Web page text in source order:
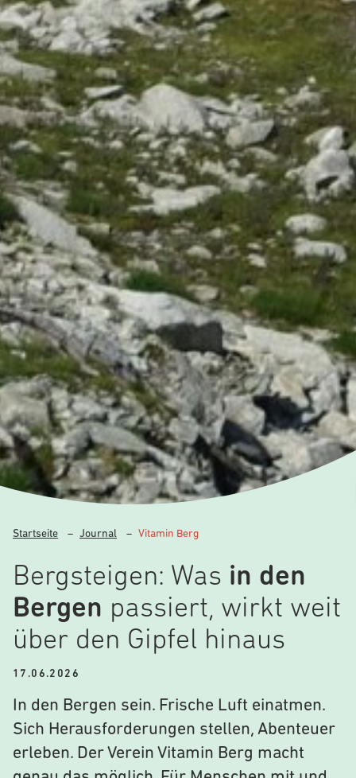
Startseite – Journal – Vitamin Berg
Bergsteigen: Was in den
Bergen passiert, wirkt weit
über den Gipfel hinaus
17.06.2026
In den Bergen sein. Frische Luft einatmen.
Sich Herausforderungen stellen, Abenteuer
erleben. Der Verein Vitamin Berg macht